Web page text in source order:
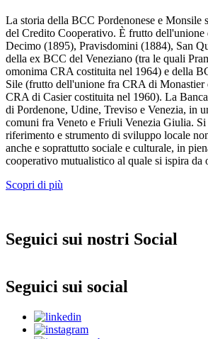
La storia della BCC Pordenonese e Monsile
del Credito Cooperativo. È frutto
Decimo (1895), Pravisdomini (1884), San
della ex BCC del Veneziano (tra le quali
omonima CRA costituita nel 1964) e della
Sile (frutto dell'unione fra CRA di Monastier
CRA di Casier costituita nel 1960). La
di Pordenone, Udine, Treviso e Venezia, in
comuni fra Veneto e Friuli Venezia Giulia.
riferimento e strumento di sviluppo locale
anche e soprattutto sociale e culturale, in
cooperativo mutualistico al quale si ispira da
Scopri di più
Seguici sui nostri Social
Seguici sui social